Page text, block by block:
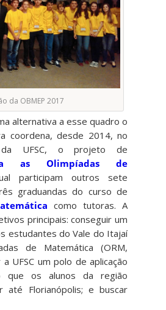
da OBMEP 2017
alternativa a esse quadro o
coordena, desde 2014, no
da UFSC, o projeto de
as Olimpíadas de
participam outros sete
graduandas do curso de
como tutoras. A
principais: conseguir um
estudantes do Vale do Itajaí
de Matemática (ORM,
UFSC um polo de aplicação
que os alunos da região
até Florianópolis; e buscar